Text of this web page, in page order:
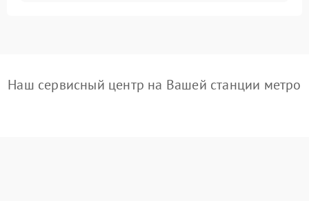
Наш сервисный центр на Вашей станции метро